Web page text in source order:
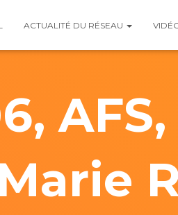
ACTUALITÉ DU RÉSEAU